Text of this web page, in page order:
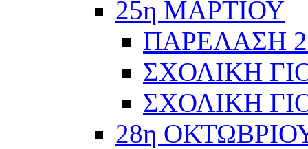
25η ΜΑΡΤΙΟΥ
ΠΑΡΕΛΑΣΗ
ΣΧΟΛΙΚΗ
ΣΧΟΛΙΚΗ
28η